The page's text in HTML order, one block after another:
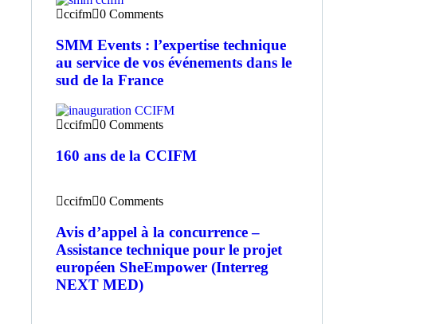
ccifm 0 Comments
SMM Events : l’expertise technique
au service de vos événements dans le
sud de la France
ccifm 0 Comments
160 ans de la CCIFM
ccifm 0 Comments
Avis d’appel à la concurrence –
Assistance technique pour le projet
européen SheEmpower (Interreg
NEXT MED)